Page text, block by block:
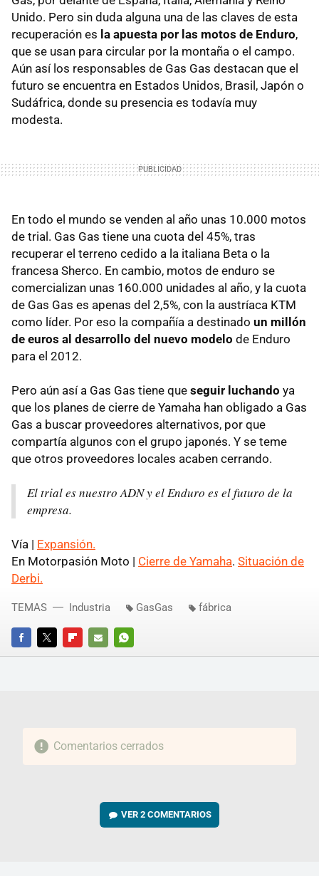
Unido. Pero sin duda alguna una de las claves de esta
recuperación es la apuesta por las motos de Enduro,
que se usan para circular por la montaña o el campo.
Aún así los responsables de Gas Gas destacan que el
futuro se encuentra en Estados Unidos, Brasil, Japón o
Sudáfrica, donde su presencia es todavía muy
modesta.
En todo el mundo se venden al año unas 10.000 motos
de trial. Gas Gas tiene una cuota del 45%, tras
recuperar el terreno cedido a la italiana Beta o la
francesa Sherco. En cambio, motos de enduro se
comercializan unas 160.000 unidades al año, y la cuota
de Gas Gas es apenas del 2,5%, con la austríaca KTM
como líder. Por eso la compañía a destinado un millón
de euros al desarrollo del nuevo modelo de Enduro
para el 2012.
Pero aún así a Gas Gas tiene que seguir luchando ya
que los planes de cierre de Yamaha han obligado a Gas
Gas a buscar proveedores alternativos, por que
compartía algunos con el grupo japonés. Y se teme
que otros proveedores locales acaben cerrando.
El trial es nuestro ADN y el Enduro es el futuro de la
empresa.
Vía | Expansión.
En Motorpasión Moto | Cierre de Yamaha. Situación de
Derbi.
FACEBOOKTWITTERFLIPBOARD
E-
WHATSAPP
TEMAS Industria GasGas fábrica
Comentarios cerrados
VER2 COMENTARIOS